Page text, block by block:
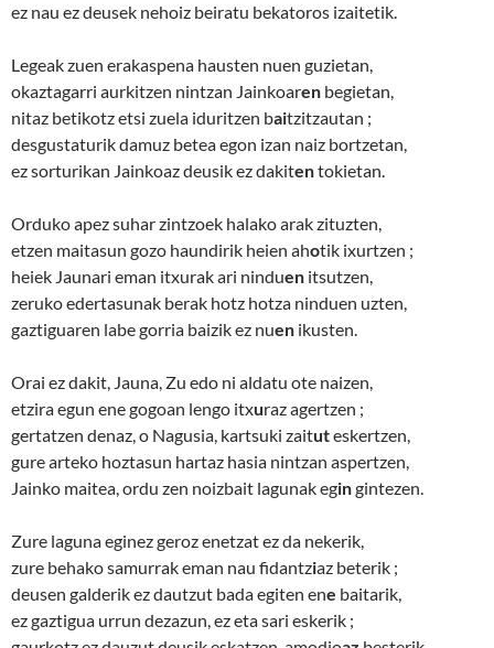
ez nau ez deusek nehoiz beiratu bekatoros izaitetik.
Legeak zuen erakaspena hausten nuen guzietan,
okaztagarri aurkitzen nintzan Jainkoaren begietan,
nitaz betikotz etsi zuela iduritzen baitzitzautan ;
desgustaturik damuz betea egon izan naiz bortzetan,
ez sorturikan Jainkoaz deusik ez dakitentokietan.
Orduko apez suhar zintzoek halako arak zituzten,
etzen maitasun gozo haundirik heien ahotik ixurtzen ;
heiek Jaunari eman itxurak ari ninduen itsutzen,
zeruko edertasunak berak hotz hotza ninduen uzten,
gaztiguaren labe gorria baizik ez nuen ikusten.
Orai ez dakit, Jauna, Zu edo ni aldatu ote naizen,
etzira egun ene gogoan lengo itxuraz agertzen ;
gertatzen denaz, o Nagusia, kartsuki zaituteskertzen,
gure arteko hoztasun hartaz hasia nintzan aspertzen,
Jainko maitea, ordu zen noizbait lagunak egingintezen.
Zure laguna eginez geroz enetzat ez da nekerik,
zure behako samurrak eman nau fidantziaz beterik ;
deusen galderik ez dautzut bada egiten ene baitarik,
ez gaztigua urrun dezazun, ez eta sari eskerik ;